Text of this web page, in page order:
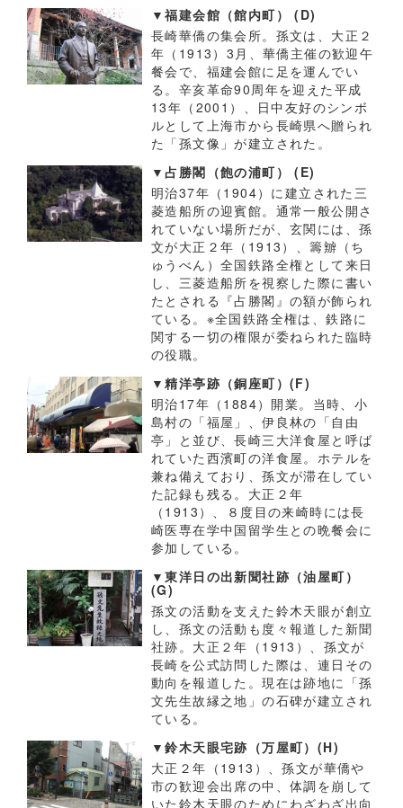
▼福建会館（館内町） (D)
長崎華僑の集会所。孫文は、大正２
年（1913）3月、華僑主催の歓迎午
餐会で、福建会館に足を運んでい
る。辛亥革命90周年を迎えた平成
13年（2001）、日中友好のシンボ
ルとして上海市から長崎県へ贈られ
た「孫文像」が建立された。
▼占勝閣（飽の浦町） (E)
明治37年（1904）に建立された三
菱造船所の迎賓館。通常一般公開さ
れていない場所だが、玄関には、孫
文が大正２年（1913）、籌辧（ち
ゅうべん）全国鉄路全権として来日
し、三菱造船所を視察した際に書い
たとされる『占勝閣』の額が飾られ
ている。※全国鉄路全権は、鉄路に
関する一切の権限が委ねられた臨時
の役職。
▼精洋亭跡（銅座町）(F)
明治17年（1884）開業。当時、小
島村の「福屋」、伊良林の「自由
亭」と並び、長崎三大洋食屋と呼ば
れていた西濱町の洋食屋。ホテルを
兼ね備えており、孫文が滞在してい
た記録も残る。大正２年
（1913）、８度目の来崎時には長
崎医専在学中国留学生との晩餐会に
参加している。
▼東洋日の出新聞社跡（油屋町）
(G)
孫文の活動を支えた鈴木天眼が創立
し、孫文の活動も度々報道した新聞
社跡。大正２年（1913）、孫文が
長崎を公式訪問した際は、連日その
動向を報道した。現在は跡地に「孫
文先生故縁之地」の石碑が建立され
ている。
▼鈴木天眼宅跡（万屋町）(H)
大正２年（1913）、孫文が華僑や
市の歓迎会出席の中、体調を崩して
いた鈴木天眼のためにわざわざ出向